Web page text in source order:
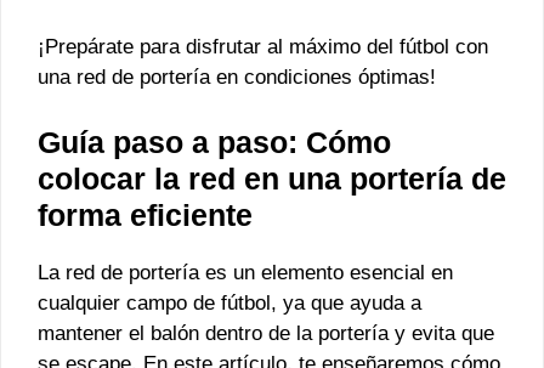
¡Prepárate para disfrutar al máximo del fútbol con
una red de portería en condiciones óptimas!
Guía paso a paso: Cómo
colocar la red en una portería de
forma eficiente
La red de portería es un elemento esencial en
cualquier campo de fútbol, ya que ayuda a
mantener el balón dentro de la portería y evita que
se escape. En este artículo, te enseñaremos cómo